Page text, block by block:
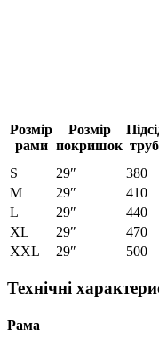
Розмір
рами
Розмір
покришок
S 29″ 380
M
29″ 410
L
29″ 440
XL
29″ 470
XXL
29″ 500
Технічні
Рама